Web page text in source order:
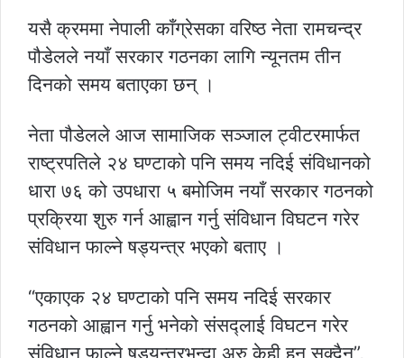
यसै क्रममा नेपाली काँग्रेसका वरिष्ठ नेता रामचन्द्र
पौडेलले नयाँ सरकार गठनका लागि न्यूनतम तीन
दिनको समय बताएका छन् ।
नेता पौडेलले आज सामाजिक सञ्जाल ट्वीटरमार्फत
राष्ट्रपतिले २४ घण्टाको पनि समय नदिई संविधानको
धारा ७६ को उपधारा ५ बमोजिम नयाँ सरकार गठनको
प्रक्रिया शुरु गर्न आह्वान गर्नु संविधान विघटन गरेर
संविधान फाल्ने षड्यन्त्र भएको बताए ।
“एकाएक २४ घण्टाको पनि समय नदिई सरकार
गठनको आह्वान गर्नु भनेको संसद्लाई विघटन गरेर
संविधान फाल्ने षड्यन्त्रभन्दा अरु केही हुन सक्दैन”,